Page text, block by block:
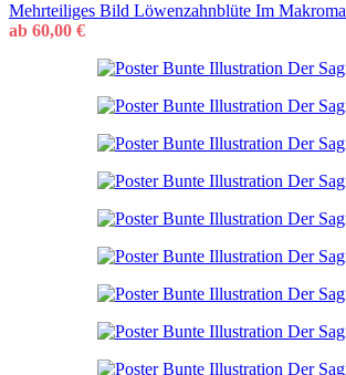
Mehrteiliges Bild Löwenzahnblüte Im
ab 60,00 €